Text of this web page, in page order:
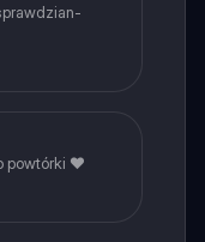
powtórki ❤️